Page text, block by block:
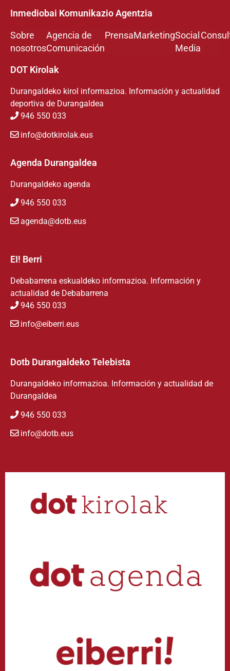
Inmediobai Komunikazio Agentzia
Sobre
nosotros
Agencia de
Comunicación
PrensaMarketingSocial
Media
DOT Kirolak
Durangaldeko kirol informazioa. Información y actualidad
deportiva de Durangaldea
946 550 033
info@dotkirolak.eus
Agenda Durangaldea
Durangaldeko agenda
946 550 033
agenda@dotb.eus
EI! Berri
Debabarrena eskualdeko informazioa. Información y
actualidad de Debabarrena
946 550 033
info@eiberri.eus
Dotb Durangaldeko Telebista
Durangaldeko informazioa. Información y actualidad de
Durangaldea
946 550 033
info@dotb.eus